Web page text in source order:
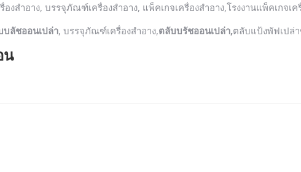
งสำอาง, บรรจุภัณฑ์เครื่องสำอาง, แพ็คเกจเครื่องสำอาง,โรงงานแพ็คเกจเค
บลัชออนเปล่า, บรรจุภัณฑ์เครื่องสำอาง,ตลับบรัชออนเปล่า,ตลับแป้งพัฟเปล่
น